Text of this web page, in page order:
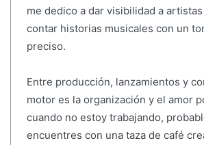
me dedico a dar visibilidad a
contar historias musicales con un
preciso.
Entre producción, lanzamientos y
motor es la organización y el amor
cuando no estoy trabajando,
encuentres con una taza de café